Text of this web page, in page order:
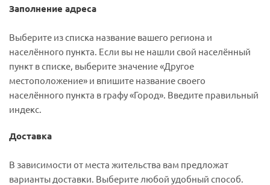
Заполнение адреса
Выберите из списка название вашего региона и
населённого пункта. Если вы не нашли свой населённый
пункт в списке, выберите значение «Другое
местоположение» и впишите название своего
населённого пункта в графу «Город». Введите правильный
индекс.
Доставка
В зависимости от места жительства вам предложат
варианты доставки. Выберите любой удобный способ.